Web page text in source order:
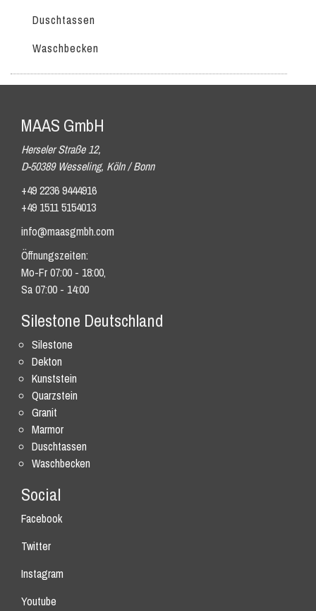
Duschtassen
Waschbecken
MAAS GmbH
Herseler Straße 12,
D-50389 Wesseling, Köln / Bonn
+49 2236 9444916
+49 1511 5154013
info@maasgmbh.com
Öffnungszeiten:
Mo-Fr 07:00 - 18:00,
Sa 07:00 - 14:00
Silestone Deutschland
Silestone
Dekton
Kunststein
Quarzstein
Granit
Marmor
Duschtassen
Waschbecken
Social
Facebook
Twitter
Instagram
Youtube